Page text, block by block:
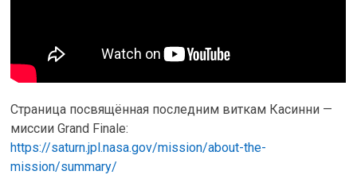
Страница посвящённая последним виткам Касинни —
миссии Grand Finale:
https://saturn.jpl.nasa.gov/mission/about-the-
mission/summary/